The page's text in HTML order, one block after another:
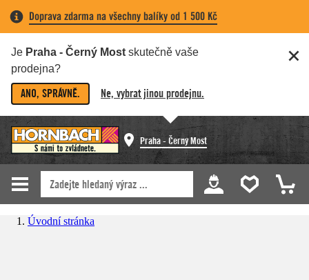
Doprava zdarma na všechny balíky od 1 500 Kč
Je Praha - Černý Most skutečně vaše
prodejna?
ANO, SPRÁVNĚ. Ne, vybrat jinou prodejnu.
Praha - Černý Most
Úvodní stránka